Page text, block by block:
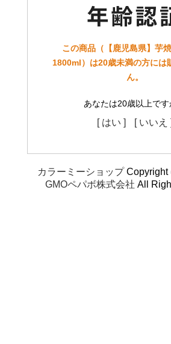
この商品（【鹿児島県】芋
1800ml）は20歳未満の方には
ん。
あなたは20歳以上です
[ はい ] [ いいえ ]
カラーミーショップCopyright
GMOペパボ株式会社 All